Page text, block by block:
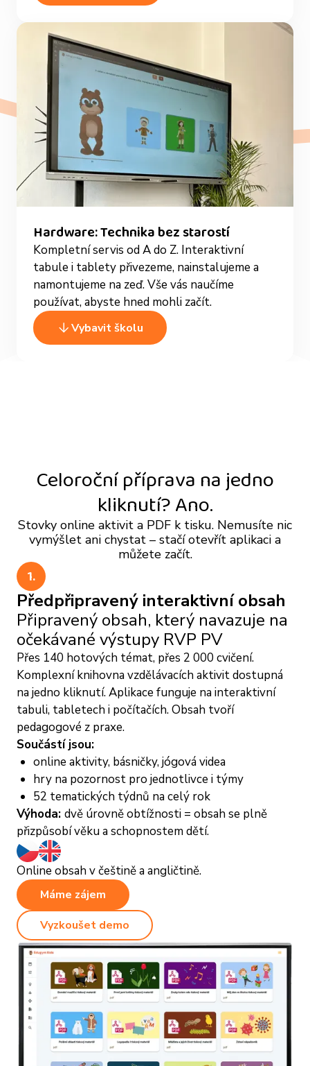
Hardware: Technika bez starostí
Kompletní servis od A do Z. Interaktivní
tabule i tablety přivezeme, nainstalujeme a
namontujeme na zeď. Vše vás naučíme
používat, abyste hned mohli začít.
Vybavit školu
Celoroční příprava na jedno
kliknutí? Ano.
Stovky online aktivit a PDF k tisku. Nemusíte nic
vymýšlet ani chystat – stačí otevřít aplikaci a
můžete začít.
1.
Předpřipravený interaktivní obsah
Připravený obsah, který navazuje na
očekávané výstupy RVP PV
Přes 140 hotových témat, přes 2 000 cvičení.
Komplexní knihovna vzdělávacích aktivit dostupná
na jedno kliknutí. Aplikace funguje na interaktivní
tabuli, tabletech i počítačích. Obsah tvoří
pedagogové z praxe.
Součástí jsou:
online aktivity, básničky, jógová videa
hry na pozornost pro jednotlivce i týmy
52 tematických týdnů na celý rok
Výhoda: dvě úrovně obtížnosti = obsah se plně
přizpůsobí věku a schopnostem dětí.
Online obsah v češtině a angličtině.
Máme zájem
Vyzkoušet demo